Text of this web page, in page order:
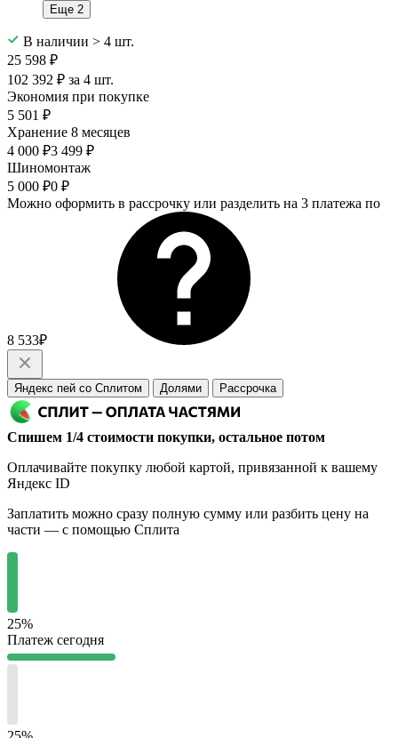
Еще 2
В наличии > 4 шт.
25 598 ₽
102 392 ₽ за 4 шт.
Экономия при покупке
5 501 ₽
Хранение 8 месяцев
4 000 ₽3 499 ₽
Шиномонтаж
5 000 ₽0 ₽
Можно оформить в рассрочку или разделить на 3 платежа по
8 533₽
Яндекс пей со Сплитом Долями Рассрочка
Спишем 1/4 стоимости покупки, остальное потом
Оплачивайте покупку любой картой, привязанной к вашему
Яндекс ID
Заплатить можно сразу полную сумму или разбить цену на
части — с помощью Сплита
25%
Платеж сегодня